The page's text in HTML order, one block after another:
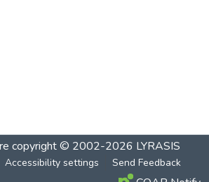
copyright © 2002-2026 LYRASIS
Accessibility settings Send Feedback